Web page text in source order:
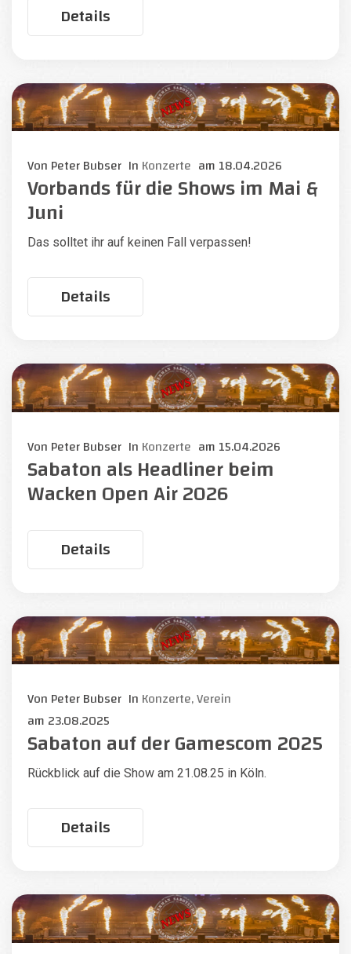
Details
Von Peter Bubser In Konzerte am 18.04.2026
Vorbands für die Shows im Mai &
Juni
Das solltet ihr auf keinen Fall verpassen!
Details
Von Peter Bubser In Konzerte am 15.04.2026
Sabaton als Headliner beim
Wacken Open Air 2026
Details
Von Peter Bubser In Konzerte,Verein
am 23.08.2025
Sabaton auf der Gamescom 2025
Rückblick auf die Show am 21.08.25 in Köln.
Details